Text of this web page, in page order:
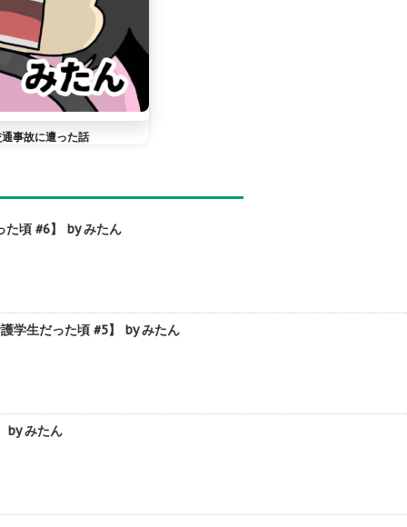
事故に遭った話
た頃 #6】 by みたん
学生だった頃 #5】 by みたん
by みたん